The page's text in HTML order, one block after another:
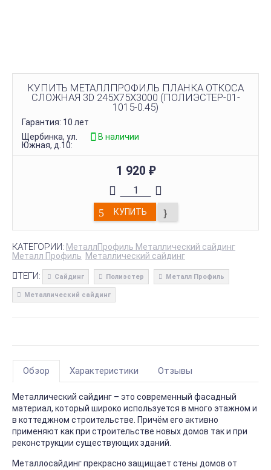
КУПИТЬ МЕТАЛЛПРОФИЛЬ ПЛАНКА ОТКОСА
СЛОЖНАЯ 3D 245Х75Х3000 (ПОЛИЭСТЕР-01-
1015-0.45)
Гарантия: 10 лет
Щербинка, ул.
Южная, д.10:
В наличии
1 920 ₽
КУПИТЬ
КАТЕГОРИИ: МеталлПрофиль Металлический сайдинг
Металл Профиль Металлический сайдинг
ТЕГИ: Сайдинг Полиэстер Металл Профиль
Металлический сайдинг
Обзор Характеристики Отзывы
Металлический сайдинг – это современный фасадный
материал, который широко используется в много этажном и
в коттеджном строительстве. Причём его активно
применяют как при строительстве новых домов так и при
реконструкции существующих зданий.
Металлосайдинг прекрасно защищает стены домов от